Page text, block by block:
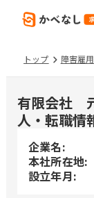
トップ 障害雇
有限会社
人・転職情
企業名:
本社所在地:
設立年月: